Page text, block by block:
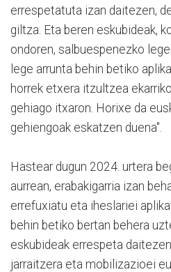
errespetatuta izan daitezen,
giltza. Eta beren eskubideak,
ondoren, salbuespenezko
lege arrunta behin betiko
horrek etxera itzultzea
gehiago itxaron. Horixe da
gehiengoak eskatzen duena".
Hastear dugun 2024. urtera
aurrean, erabakigarria izan
errefuxiatu eta iheslariei
behin betiko bertan behera
eskubideak errespeta
jarraitzera eta mobilizazioei